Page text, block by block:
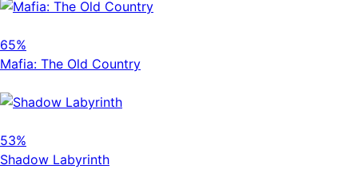
65%
Mafia: The Old Country
53%
Shadow Labyrinth